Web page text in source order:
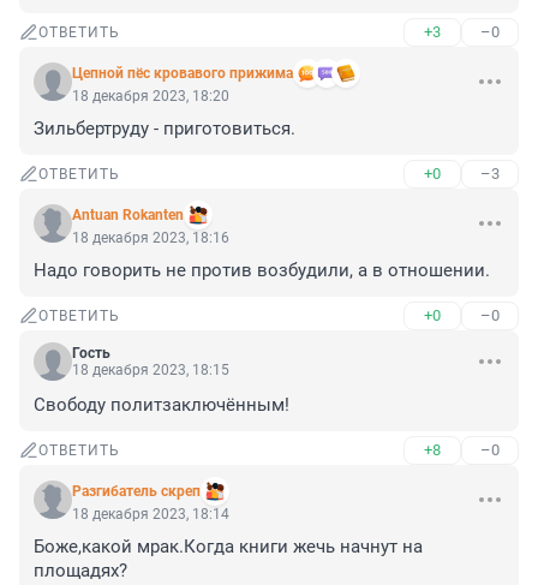
ОТВЕТИТЬ +3 –0
Цепной пёс кровавого прижима
18 декабря 2023, 18:20
Зильбертруду - приготовиться.
ОТВЕТИТЬ +0 –3
Antuan Rokanten
18 декабря 2023, 18:16
Надо говорить не против возбудили, а в отношении.
ОТВЕТИТЬ +0 –0
Гость
18 декабря 2023, 18:15
Свободу политзаключённым!
ОТВЕТИТЬ +8 –0
Разгибатель скреп
18 декабря 2023, 18:14
Боже,какой мрак.Когда книги жечь начнут на
площадях?